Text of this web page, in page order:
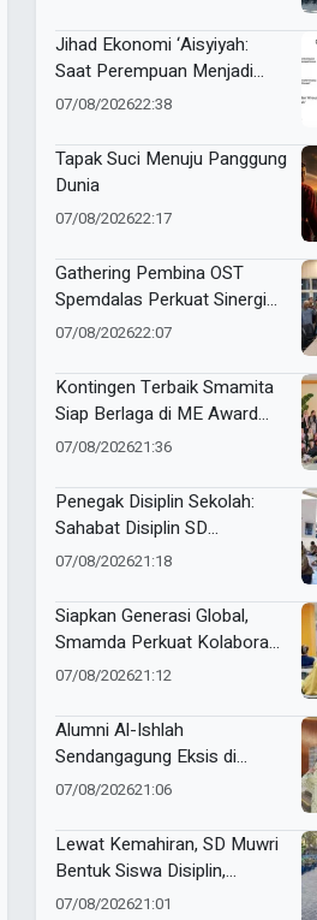
Sambeng
Jihad Ekonomi ‘Aisyiyah:
Saat Perempuan Menjadi
Penggerak Kemandirian
07/08/202622:38
Tapak Suci Menuju Panggung
Dunia
07/08/202622:17
Gathering Pembina OST
Spemdalas Perkuat Sinergi
Pembinaan Karakter dan
07/08/202622:07
Kontingen Terbaik Smamita
Siap Berlaga di ME Award
2026
07/08/202621:36
Penegak Disiplin Sekolah:
Sahabat Disiplin SD
Almadany
07/08/202621:18
Siapkan Generasi Global,
Smamda Perkuat Kolaborasi
Bersama Wali Murid Kelas XI
07/08/202621:12
Alumni Al-Ishlah
Sendangagung Eksis di
Muktamar ke-15 Nasyiatul
07/08/202621:06
Lewat Kemahiran, SD Muwri
Bentuk Siswa Disiplin,
Mandiri, dan Bertanggung
07/08/202621:01